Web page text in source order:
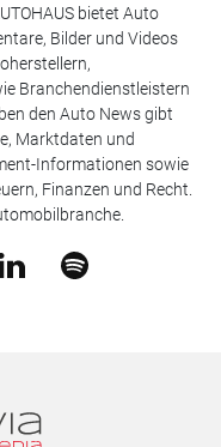
bietet Auto
Bilder und Videos
Branchendienstleistern
den Auto News gibt
Marktdaten und
Informationen sowie
Finanzen und Recht.